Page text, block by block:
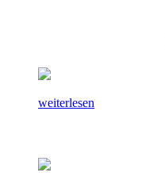
weiterlesen